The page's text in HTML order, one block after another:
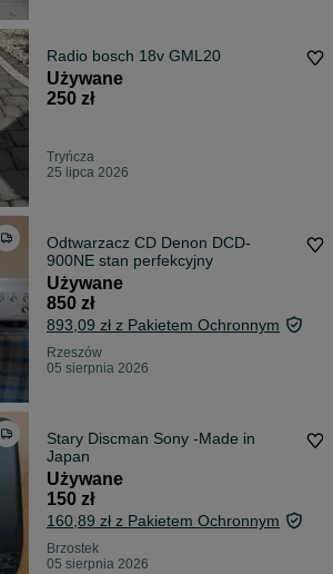
Radio bosch 18v GML20
Używane
250 zł
Tryńcza
25 lipca 2026
Odtwarzacz CD Denon DCD-
900NE stan perfekcyjny
Używane
850 zł
893,09 zł z Pakietem Ochronnym
Rzeszów
05 sierpnia 2026
Stary Discman Sony -Made in
Japan
Używane
150 zł
160,89 zł z Pakietem Ochronnym
Brzostek
05 sierpnia 2026